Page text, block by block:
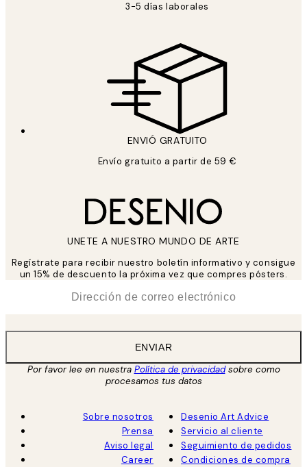
3-5 días laborales
ENVIÓ GRATUITO
Envío gratuito a partir de 59 €
UNETE A NUESTRO MUNDO DE ARTE
Regístrate para recibir nuestro boletín informativo y consigue
un 15% de descuento la próxima vez que compres pósters.
ENVIAR
Por favor lee en nuestra Política de privacidadsobre como
procesamos tus datos
Sobre nosotros
Prensa
Aviso legal
Career
Desenio Art Advice
Servicio al cliente
Seguimiento de pedidos
Condiciones de compra